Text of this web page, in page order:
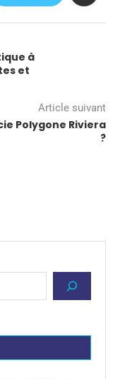
à
et
Article suivant
Polygone Riviera
?